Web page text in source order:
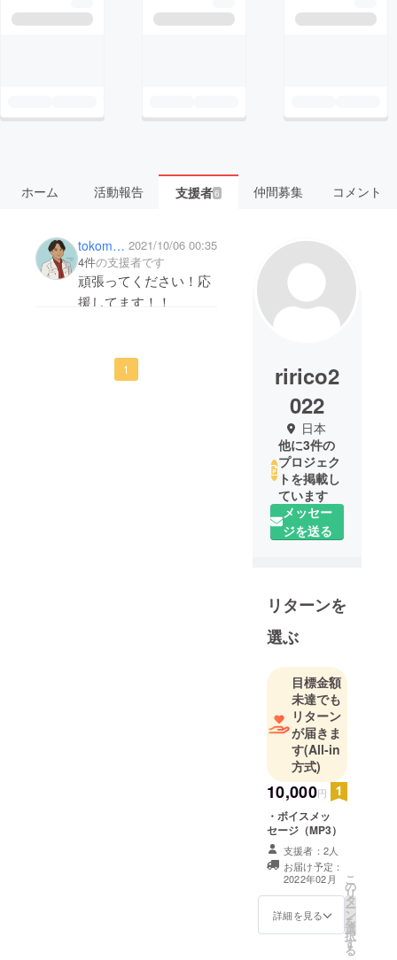
ホーム 活動報告 支援者6 仲間募集 コメント
tokomatsu 2021/10/06 00:35
4件の支援者です
頑張ってください！応
援してます！！
1
ririco2
022
日本
他に3件の
プロジェク
トを掲載し
ています
メッセー
ジを送る
リターンを
選ぶ
目標金額
未達でも
リターン
が届きま
す(All-in
方式)
10,000円
・ボイスメッ
セージ（MP3）
支援者：2人
お届け予定：
2022年02月
詳細を見る
こ
の
リ
タ
ー
ン
を
選
択
す
る